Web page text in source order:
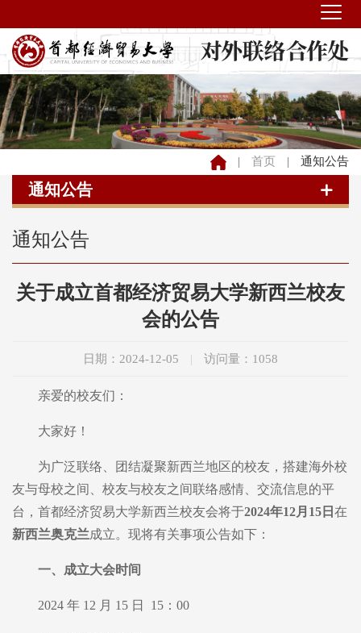
| 首页 | 通知公告
通知公告
通知公告
关于成立首都经济贸易大学新西兰校友
会的公告
日期：2024-12-05 | 访问量： 1058
亲爱的校友们：
大家好！
为广泛联络、团结凝聚新西兰地区的校友，搭建海外校
友与母校之间、校友与校友之间联络感情、交流信息的平
台，首都经济贸易大学新西兰校友会将于2024年12月15日 在
新西兰奥克兰成立。现将有关事项公告如下：
一、成立大会时间
2024 年 12 月 15 日 15：00